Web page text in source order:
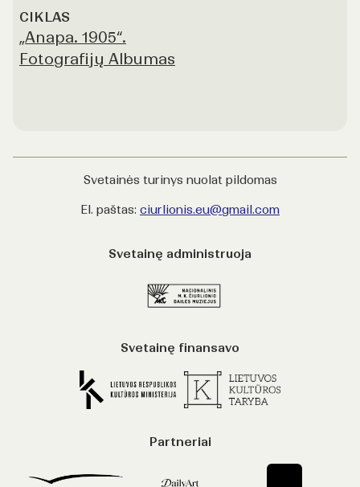
CIKLAS
„Anapa. 1905“.
Fotografijų Albumas
Svetainės turinys nuolat pildomas
El. paštas: ciurlionis.eu@gmail.com
Svetainę administruoja
Svetainę finansavo
Partneriai